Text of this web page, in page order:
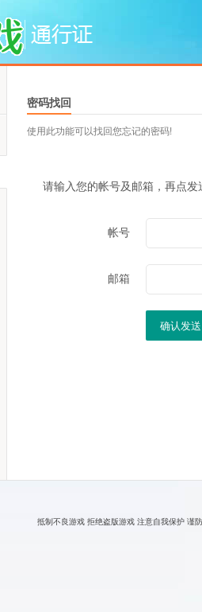
密码找回
使用此功能可以找回您忘记的密码!
请输入您的帐号及邮箱，再点
帐号
邮箱
确认发送
抵制不良游戏 拒绝盗版游戏 注意自我保护 谨